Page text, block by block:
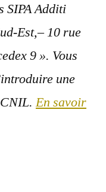
SIPA Additi
Est,– 10 rue
9 ». Vous
une
CNIL.En savoir